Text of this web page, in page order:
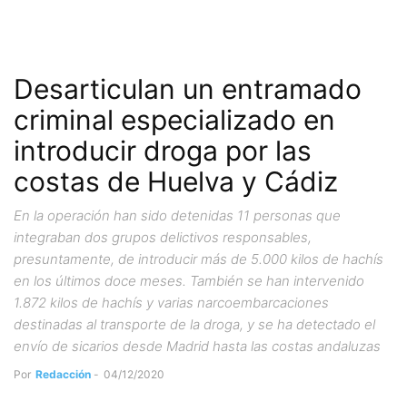
Desarticulan un entramado
criminal especializado en
introducir droga por las
costas de Huelva y Cádiz
En la operación han sido detenidas 11 personas que
integraban dos grupos delictivos responsables,
presuntamente, de introducir más de 5.000 kilos de hachís
en los últimos doce meses. También se han intervenido
1.872 kilos de hachís y varias narcoembarcaciones
destinadas al transporte de la droga, y se ha detectado el
envío de sicarios desde Madrid hasta las costas andaluzas
Por Redacción - 04/12/2020